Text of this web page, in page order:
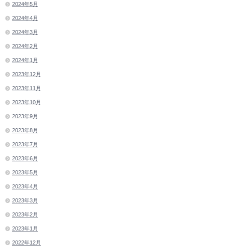
2024年5月
2024年4月
2024年3月
2024年2月
2024年1月
2023年12月
2023年11月
2023年10月
2023年9月
2023年8月
2023年7月
2023年6月
2023年5月
2023年4月
2023年3月
2023年2月
2023年1月
2022年12月